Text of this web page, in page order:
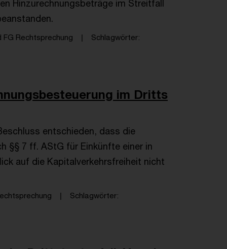
Hinzurechnungsbeträge im Streitfall
FG Rechtsprechung
Schlagwörter
im Dritts
entschieden, dass die
§§ 7 ff. AStG für Einkünfte einer in
auf die Kapitalverkehrsfreiheit nicht
Schlagwörter